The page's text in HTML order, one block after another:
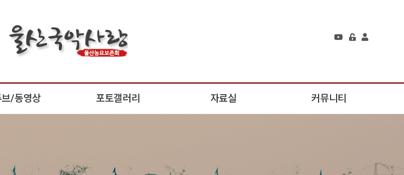
브/동영상 포토갤러리
울산교사국악관현악단
자료실 커뮤니티